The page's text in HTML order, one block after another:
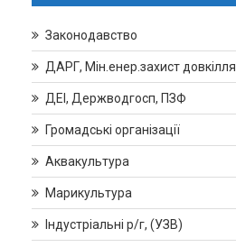
Законодавство
ДАРГ, Мін.енер.захист довкілля
ДЕІ, Держводгосп, ПЗФ
Громадські організації
Аквакультура
Марикультура
Індустріальні р/г, (УЗВ)